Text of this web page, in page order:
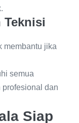
Teknisi
membantu jika
semua
profesional dan
Siap